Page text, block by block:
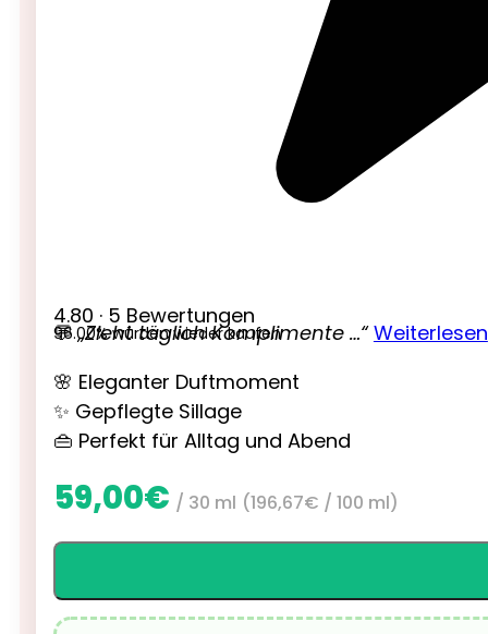
4.80 · 5 Bewertungen
96.00% würden wieder kaufen
💬 „Zieht täglich Komplimente …“ Weiterlesen
🌸 Eleganter Duftmoment
✨ Gepflegte Sillage
👜 Perfekt für Alltag und Abend
59,00€ / 30 ml (196,67€ / 100 ml)